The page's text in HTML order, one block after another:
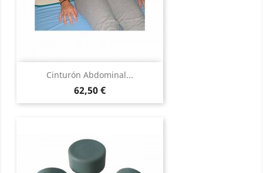
Cinturón Abdominal...
Precio
62,50 €